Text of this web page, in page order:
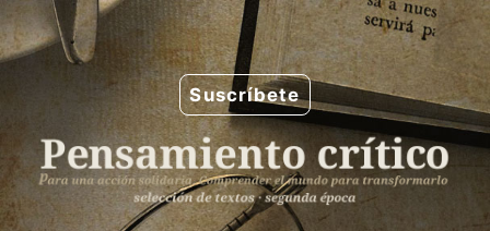
Saltar
al
contenido
Suscríbete